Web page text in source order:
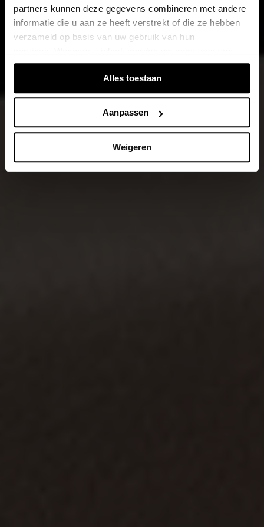
partners kunnen deze gegevens combineren met andere
informatie die u aan ze heeft verstrekt of die ze hebben
verzameld op basis van uw gebruik van hun
verschillende apparaten of browsers samengevoegd via
de extra verwerkte login-ID.Alles toestaan
Aanpassen
Weigeren